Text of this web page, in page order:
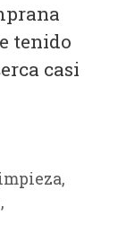
tenido
casi
,
,